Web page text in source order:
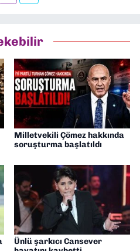
Milletvekili Çömez hakkında
soruşturma başlatıldı
Ünlü şarkıcı Cansever